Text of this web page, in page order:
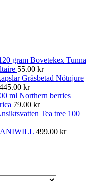
Bovetekex Tunna
55.00 kr
Gräsbetad Nötnjure
445.00 kr
Northern berries
79.00 kr
Tea tree 100
499.00kr